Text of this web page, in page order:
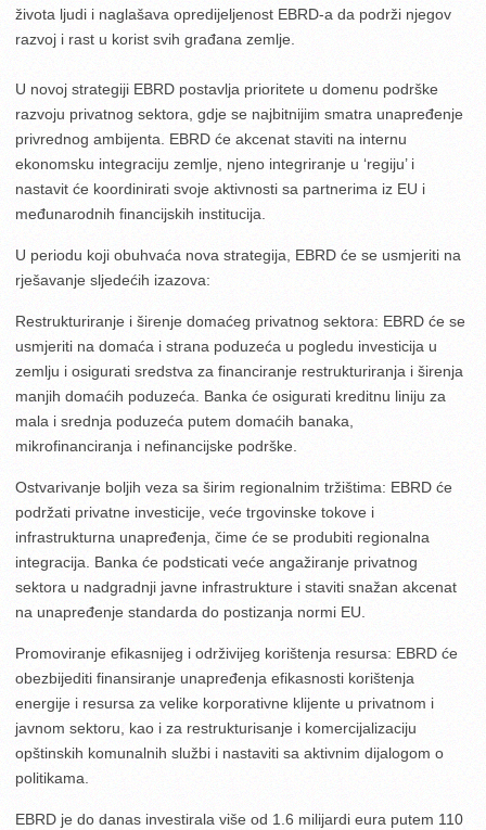
života ljudi i naglašava opredijeljenost EBRD-a da podrži njegov
razvoj i rast u korist svih građana zemlje.
U novoj strategiji EBRD postavlja prioritete u domenu podrške
razvoju privatnog sektora, gdje se najbitnijim smatra unapređenje
privrednog ambijenta. EBRD će akcenat staviti na internu
ekonomsku integraciju zemlje, njeno integriranje u ‘regiju’ i
nastavit će koordinirati svoje aktivnosti sa partnerima iz EU i
međunarodnih financijskih institucija.
U periodu koji obuhvaća nova strategija, EBRD će se usmjeriti na
rješavanje sljedećih izazova:
Restrukturiranje i širenje domaćeg privatnog sektora: EBRD će se
usmjeriti na domaća i strana poduzeća u pogledu investicija u
zemlju i osigurati sredstva za financiranje restrukturiranja i širenja
manjih domaćih poduzeća. Banka će osigurati kreditnu liniju za
mala i srednja poduzeća putem domaćih banaka,
mikrofinanciranja i nefinancijske podrške.
Ostvarivanje boljih veza sa širim regionalnim tržištima: EBRD će
podržati privatne investicije, veće trgovinske tokove i
infrastrukturna unapređenja, čime će se produbiti regionalna
integracija. Banka će podsticati veće angažiranje privatnog
sektora u nadgradnji javne infrastrukture i staviti snažan akcenat
na unapređenje standarda do postizanja normi EU.
Promoviranje efikasnijeg i održivijeg korištenja resursa: EBRD će
obezbijediti finansiranje unapređenja efikasnosti korištenja
energije i resursa za velike korporativne klijente u privatnom i
javnom sektoru, kao i za restrukturisanje i komercijalizaciju
opštinskih komunalnih službi i nastaviti sa aktivnim dijalogom o
politikama.
EBRD je do danas investirala više od 1.6 milijardi eura putem 110